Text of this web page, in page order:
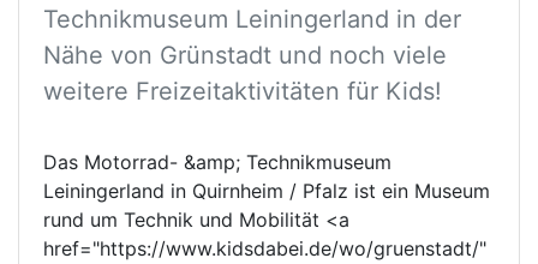
Technikmuseum Leiningerland in der
Nähe von Grünstadt und noch viele
weitere Freizeitaktivitäten für Kids!
Das Motorrad- &amp; Technikmuseum
Leiningerland in Quirnheim / Pfalz ist ein Museum
rund um Technik und Mobilität <a
href="https://www.kidsdabei.de/wo/gruenstadt/"